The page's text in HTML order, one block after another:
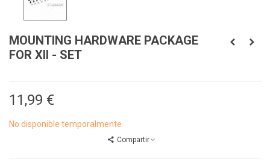
MOUNTING HARDWARE PACKAGE
FOR XII - SET
11,99 €
No disponible temporalmente
Compartir